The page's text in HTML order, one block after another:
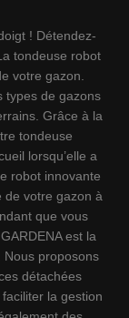
! Détendez-
tondeuse robot
votre gazon.
types de gazons
Grâce à la
tondeuse
lorsqu’elle a
robot innovante
de votre gazon à
que vous
est la
proposons
détachées
la gestion